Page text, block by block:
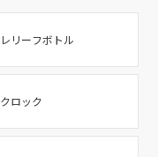
レリーフボトル
クロック